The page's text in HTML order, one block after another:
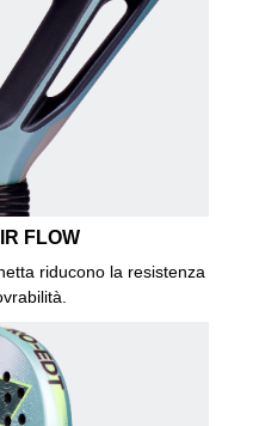
FLOW
riducono la resistenza